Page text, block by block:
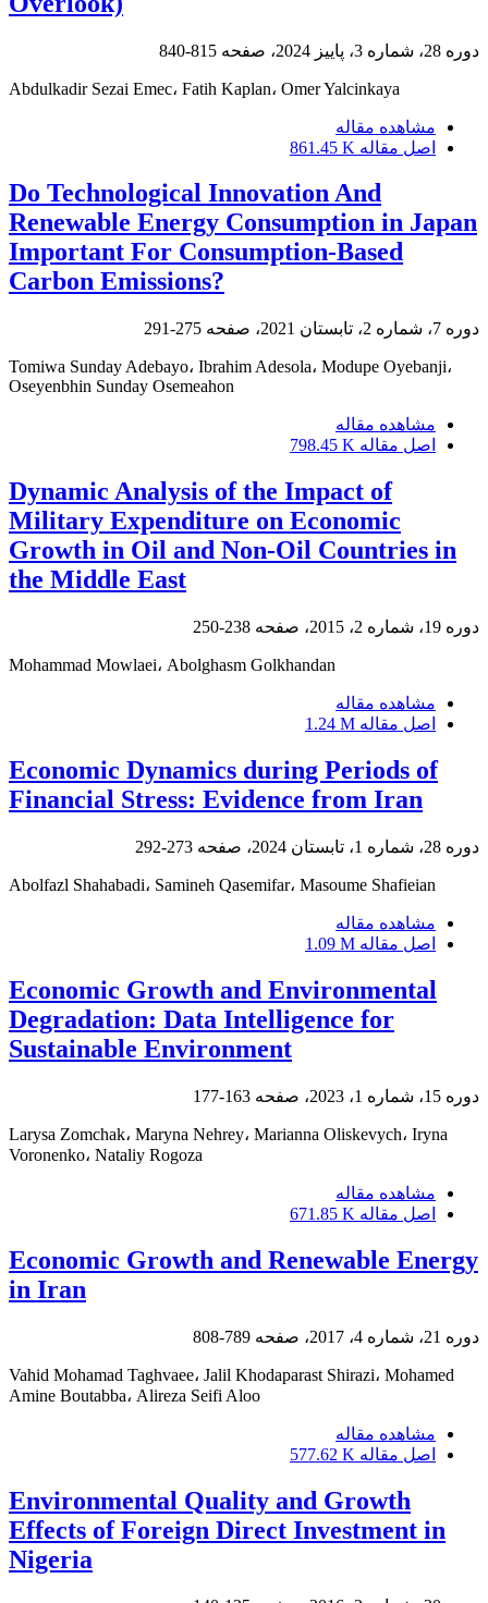
دوره 28، شماره 3، پاییز 2024، صفحه 815-840
Abdulkadir Sezai Emec، Fatih Kaplan، Omer Yalcinkaya
مشاهده مقاله
اصل مقاله 861.45 K
Do Technological Innovation And
Renewable Energy Consumption in Japan
Important For Consumption-Based
Carbon Emissions?
دوره 7، شماره 2، تابستان 2021، صفحه 275-291
Tomiwa Sunday Adebayo، Ibrahim Adesola، Modupe Oyebanji،
Oseyenbhin Sunday Osemeahon
مشاهده مقاله
اصل مقاله 798.45 K
Dynamic Analysis of the Impact of
Military Expenditure on Economic
Growth in Oil and Non-Oil Countries in
the Middle East
دوره 19، شماره 2، 2015، صفحه 238-250
Mohammad Mowlaei، Abolghasm Golkhandan
مشاهده مقاله
اصل مقاله 1.24 M
Economic Dynamics during Periods of
Financial Stress: Evidence from Iran
دوره 28، شماره 1، تابستان 2024، صفحه 273-292
Abolfazl Shahabadi، Samineh Qasemifar، Masoume Shafieian
مشاهده مقاله
اصل مقاله 1.09 M
Economic Growth and Environmental
Degradation: Data Intelligence for
Sustainable Environment
دوره 15، شماره 1، 2023، صفحه 163-177
Larysa Zomchak، Maryna Nehrey، Мarianna Оliskevych، Iryna
Voronenko، Nataliy Rogoza
مشاهده مقاله
اصل مقاله 671.85 K
Economic Growth and Renewable Energy
in Iran
دوره 21، شماره 4، 2017، صفحه 789-808
Vahid Mohamad Taghvaee، Jalil Khodaparast Shirazi، Mohamed
Amine Boutabba، Alireza Seifi Aloo
مشاهده مقاله
اصل مقاله 577.62 K
Environmental Quality and Growth
Effects of Foreign Direct Investment in
Nigeria